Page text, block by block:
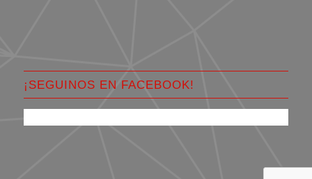
¡SEGUINOS EN FACEBOOK!